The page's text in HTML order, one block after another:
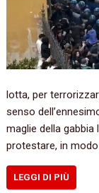
lotta, per
senso
maglie della gabbia
protestare, in
LEGGI DI PIÙ